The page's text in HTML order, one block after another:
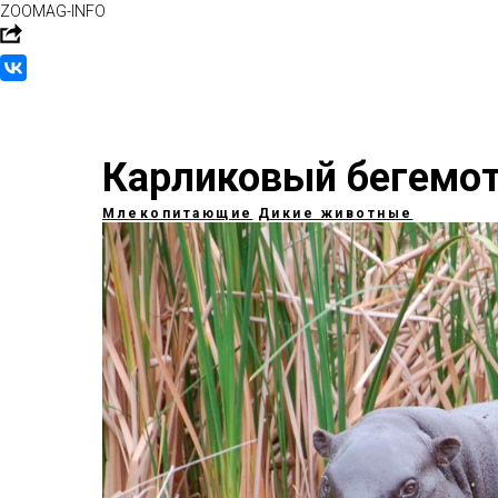
ZOOMAG-INFO
Карликовый
Млекопитающие Дикие животные